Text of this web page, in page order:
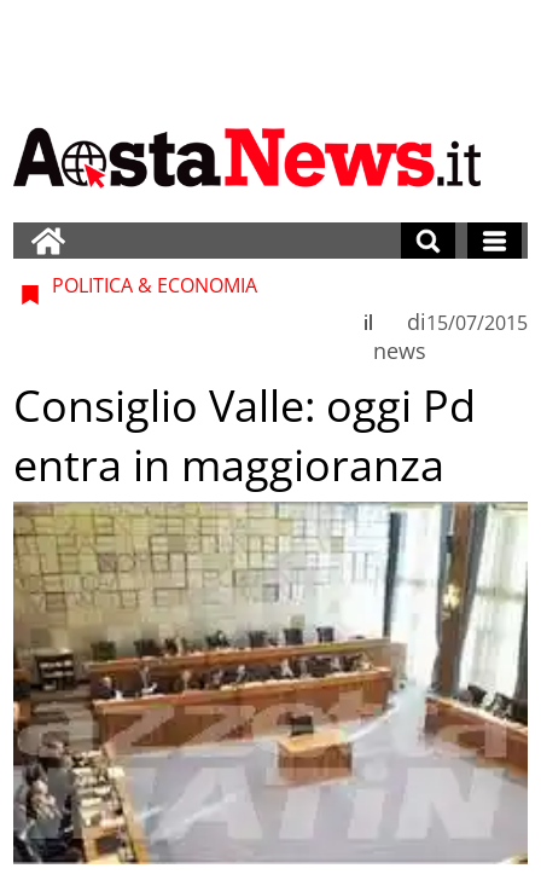
POLITICA & ECONOMIA
di
news
il 15/07/2015
Consiglio Valle: oggi Pd
entra in maggioranza